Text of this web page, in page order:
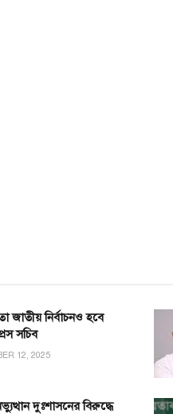
জাতীয় নির্বাচনও হবে
সচিব
12, 2025
দুঃশাসনের বিরুদ্ধে